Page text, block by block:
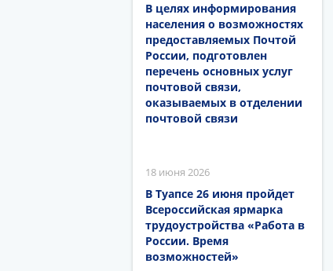
В целях информирования
населения о возможностях
предоставляемых Почтой
России, подготовлен
перечень основных услуг
почтовой связи,
оказываемых в отделении
почтовой связи
18 июня 2026
В Туапсе 26 июня пройдет
Всероссийская ярмарка
трудоустройства «Работа в
России. Время
возможностей»